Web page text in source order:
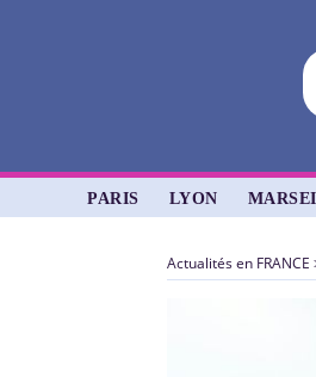
PARIS LYON
Actualités en FRANCE